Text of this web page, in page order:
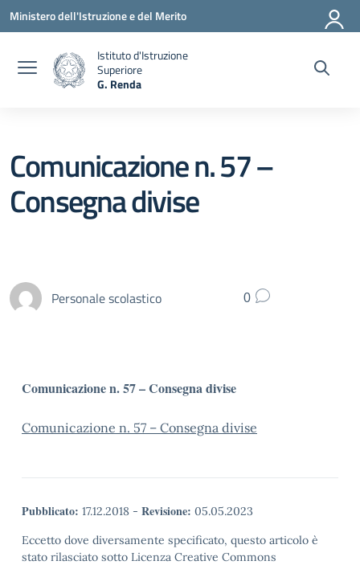
Ministero dell'Istruzione e del Merito
Istituto d'Istruzione
Superiore
G. Renda
Comunicazione n. 57 –
Consegna divise
Personale scolastico 0
Comunicazione n. 57 – Consegna divise
Comunicazione n. 57 – Consegna divise
Pubblicato: 17.12.2018 - Revisione: 05.05.2023
Eccetto dove diversamente specificato, questo articolo è
stato rilasciato sotto Licenza Creative Commons